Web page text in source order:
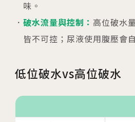
味。
破水流量與控制： 高位破水
皆不可控；尿液使用腹壓會
低位破水vs高位破水